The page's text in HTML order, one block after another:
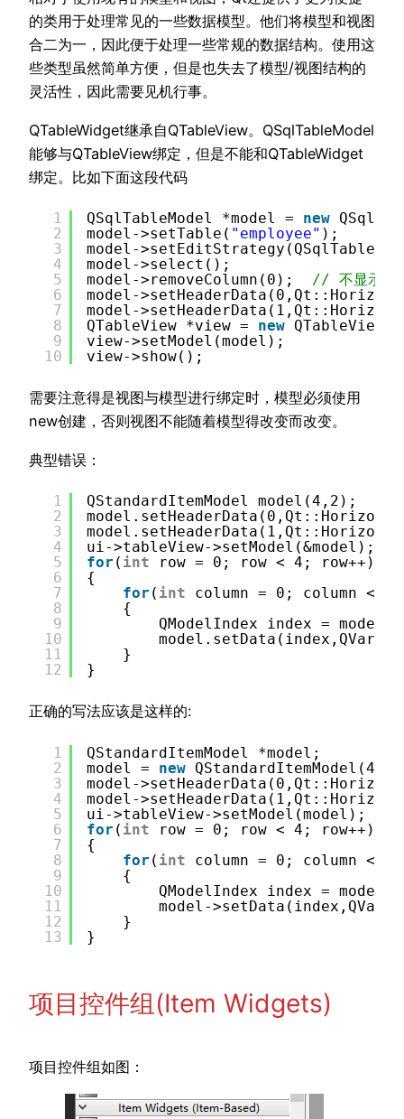
的类用于处理常见的一些数据模型。他们将模型和视图
合二为一，因此便于处理一些常规的数据结构。使用这
些类型虽然简单方便，但是也失去了模型/视图结构的
灵活性，因此需要见机行事。
QTableWidget继承自QTableView。QSqlTableModel
能够与QTableView绑定，但是不能和QTableWidget
绑定。比如下面这段代码
1
2
3
4
5
6
7
8
9
10
QSqlTableModel *model = new
model->setTable( "employee" );
model-
model->select();
model->removeColumn(0); // 不显示ID
model-
model-
QTableView *view = new QTableView;
view->setModel(model);
view->show();
需要注意得是视图与模型进行绑定时，模型必须使用
new创建，否则视图不能随着模型得改变而改变。
典型错误：
1
2
3
4
5
6
7
8
9
10
11
12
QStandardItemModel model(4,2);
ui->tableView->setModel(&model);
for ( int
row = 0; row < 4; row++)
{
for ( int
column = 0; column < 2;
{
QModelIndex index =
}
}
正确的写法应该是这样的:
1
2
3
4
5
6
7
8
9
10
11
12
13
QStandardItemModel *model;
model = new
model-
model-
ui->tableView->setModel(model);
for ( int
row = 0; row < 4; row++)
{
for ( int
column = 0; column < 2;
{
QModelIndex index =
model-
}
}
项目控件组(Item Widgets)
项目控件组如图：